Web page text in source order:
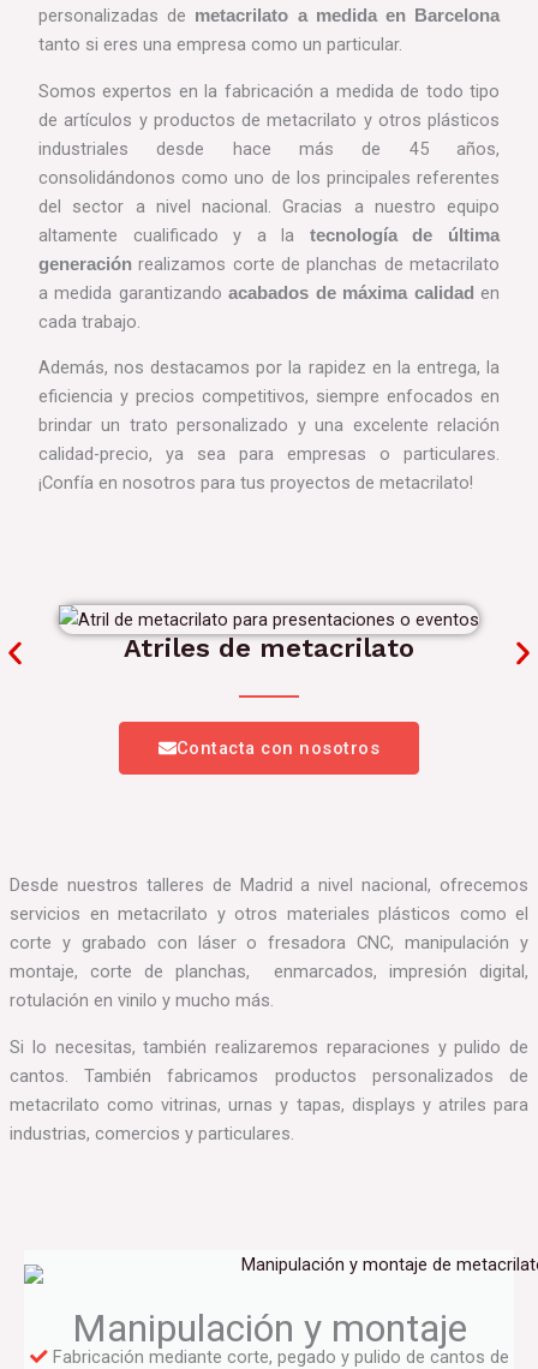
personalizadas de metacrilato a medida en Barcelona
tanto si eres una empresa como un particular.
Somos expertos en la fabricación a medida de todo tipo
de artículos y productos de metacrilato y otros plásticos
industriales desde hace más de 45 años,
consolidándonos como uno de los principales referentes
del sector a nivel nacional. Gracias a nuestro equipo
altamente cualificado y a la tecnología de última
generaciónrealizamos corte de planchas de metacrilato
a medida garantizandoacabados de máxima calidad en
cada trabajo.
Además, nos destacamos por la rapidez en la entrega, la
eficiencia y precios competitivos, siempre enfocados en
brindar un trato personalizado y una excelente relación
calidad-precio, ya sea para empresas o particulares.
¡Confía en nosotros para tus proyectos de metacrilato!
Atriles de metacrilato
Contacta con nosotros
Desde nuestros talleres de Madrid a nivel nacional, ofrecemos
servicios en metacrilato y otros materiales plásticos como el
corte y grabado con láser o fresadora CNC, manipulación y
montaje, corte de planchas, enmarcados, impresión digital,
rotulación en vinilo y mucho más.
Si lo necesitas, también realizaremos reparaciones y pulido de
cantos. También fabricamos productos personalizados de
metacrilato como vitrinas, urnas y tapas, displays y atriles para
industrias, comercios y particulares.
Manipulación y montaje
Fabricación mediante corte, pegado y pulido de cantos de